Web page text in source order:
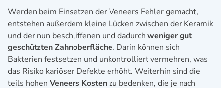
Werden beim Einsetzen der Veneers Fehler gemacht,
entstehen außerdem kleine Lücken zwischen der Keramik
und der nun beschliffenen und dadurch weniger gut
geschützten Zahnoberfläche. Darin können sich
Bakterien festsetzen und unkontrolliert vermehren, was
das Risiko kariöser Defekte erhöht. Weiterhin sind die
teils hohen Veneers Kosten zu bedenken, die je nach